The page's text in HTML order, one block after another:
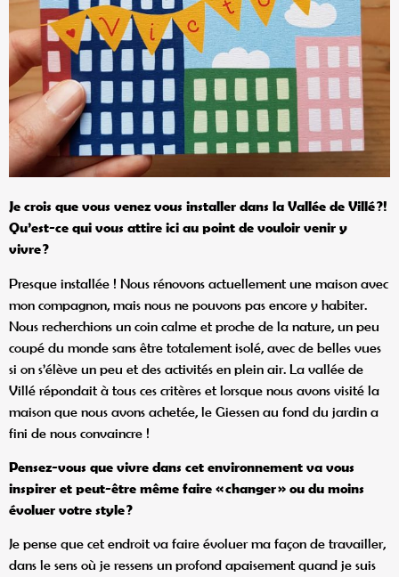
Je crois que vous venez vous installer dans la Vallée de Villé?!
Qu’est-ce qui vous attire ici au point de vouloir venir y
vivre?
Presque installée ! Nous rénovons actuellement une maison avec
mon compagnon, mais nous ne pouvons pas encore y habiter.
Nous recherchions un coin calme et proche de la nature, un peu
coupé du monde sans être totalement isolé, avec de belles vues
si on s’élève un peu et des activités en plein air. La vallée de
Villé répondait à tous ces critères et lorsque nous avons visité la
maison que nous avons achetée, le Giessen au fond du jardin a
fini de nous convaincre !
Pensez-vous que vivre dans cet environnement va vous
inspirer et peut-être même faire « changer» ou du moins
évoluer votre style?
Je pense que cet endroit va faire évoluer ma façon de travailler,
dans le sens où je ressens un profond apaisement quand je suis